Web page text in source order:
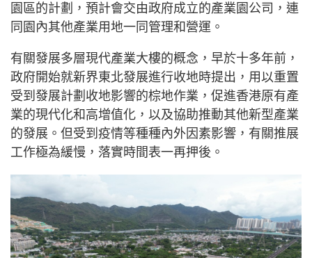
園區的計劃，預計會交由政府成立的產業園公司，連
同園內其他產業用地一同管理和營運。
有關發展多層現代產業大樓的概念，早於十多年前，
政府開始就新界東北發展進行收地時提出，用以重置
受到發展計劃收地影響的棕地作業，促進香港原有產
業的現代化和高增值化，以及協助推動其他新型產業
的發展。但受到疫情等種種內外因素影響，有關推展
工作極為緩慢，落實時間表一再押後。